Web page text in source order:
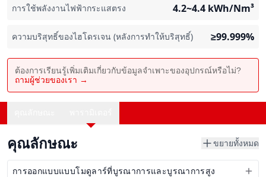
การใช้พลังงานไฟฟ้ากระแสตรง 4.2~4.4 kWh/Nm³
ความบริสุทธิ์ของไฮโดรเจน (หลังการทำให้บริสุทธิ์) ≥99.999%
ต้องการเรียนรู้เพิ่มเติมเกี่ยวกับข้อมูลจำเพาะของอุปกรณ์หรือไม่?
ถามผู้ช่วยของเรา →
คุณลักษณะ ขยายทั้งหมด
การออกแบบแบบโมดูลาร์ที่บูรณาการและบูรณาการสูง